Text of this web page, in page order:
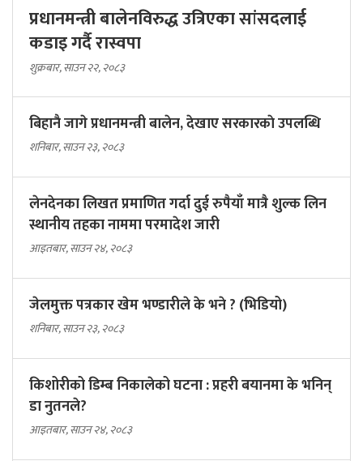
प्रधानमन्त्री बालेनविरुद्ध उत्रिएका सांसदलाई
कडाइ गर्दै रास्वपा
शुक्रबार, साउन २२, २०८३
बिहानै जागे प्रधानमन्त्री बालेन, देखाए सरकारकाे उपलब्धि
शनिबार, साउन २३, २०८३
लेनदेनका लिखत प्रमाणित गर्दा दुई रुपैयाँ मात्रै शुल्क लिन
स्थानीय तहका नाममा परमादेश जारी
आइतबार, साउन २४, २०८३
जेलमुक्त पत्रकार खेम भण्डारीले के भने ? (भिडियो)
शनिबार, साउन २३, २०८३
किशोरीको डिम्ब निकालेको घटना : प्रहरी बयानमा के भनिन्
डा नुतनले?
आइतबार, साउन २४, २०८३